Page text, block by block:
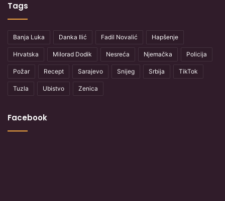
Tags
Banja Luka Danka Ilić Fadil Novalić Hapšenje
Hrvatska Milorad Dodik Nesreća Njemačka Policija
Požar Recept Sarajevo Snijeg Srbija TikTok
Tuzla Ubistvo Zenica
Facebook